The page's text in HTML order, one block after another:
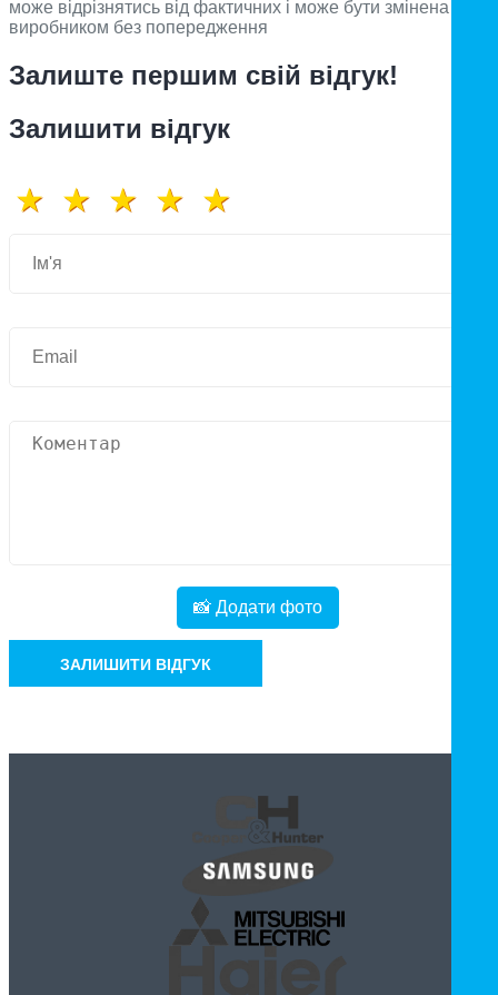
може відрізнятись від фактичних і може бути змінена
виробником без попередження
Залиште першим свій відгук!
Залишити відгук
📸 Додати фото
ЗАЛИШИТИ ВІДГУК